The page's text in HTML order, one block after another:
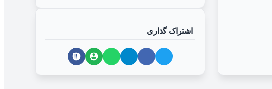
اشتراک گذاری